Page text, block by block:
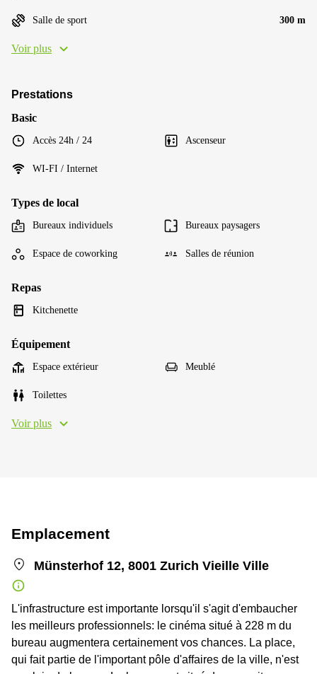
Salle de sport 300 m
Voir plus
Prestations
Basic
Accès 24h / 24 Ascenseur
WI-FI / Internet
Types de local
Bureaux individuels Bureaux paysagers
Espace de coworking Salles de réunion
Repas
Kitchenette
Équipement
Espace extérieur Meublé
Toilettes
Voir plus
Emplacement
Münsterhof 12, 8001 Zurich Vieille Ville
L'infrastructure est importante lorsqu'il s'agit d'embaucher
les meilleurs professionnels: le cinéma situé à 228 m du
bureau augmentera certainement vos chances. La place,
qui fait partie de l'important pôle d'affaires de la ville, n'est